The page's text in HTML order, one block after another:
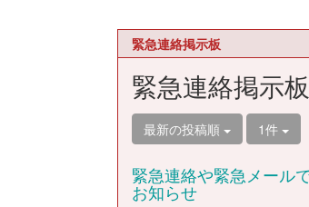
緊急連絡掲示板
緊急連絡掲示板
最新の投稿順 1件
緊急連絡や緊急メール
お知らせ